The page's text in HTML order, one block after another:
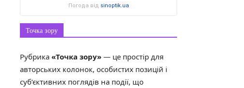
Погода від sinoptik.ua
Точка зору
Рубрика «Точка зору» — це простір для
авторських колонок, особистих позицій і
суб’єктивних поглядів на події, що